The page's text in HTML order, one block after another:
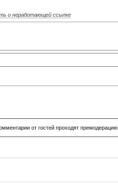
о неработающей ссылке
от гостей проходят премодерацию.